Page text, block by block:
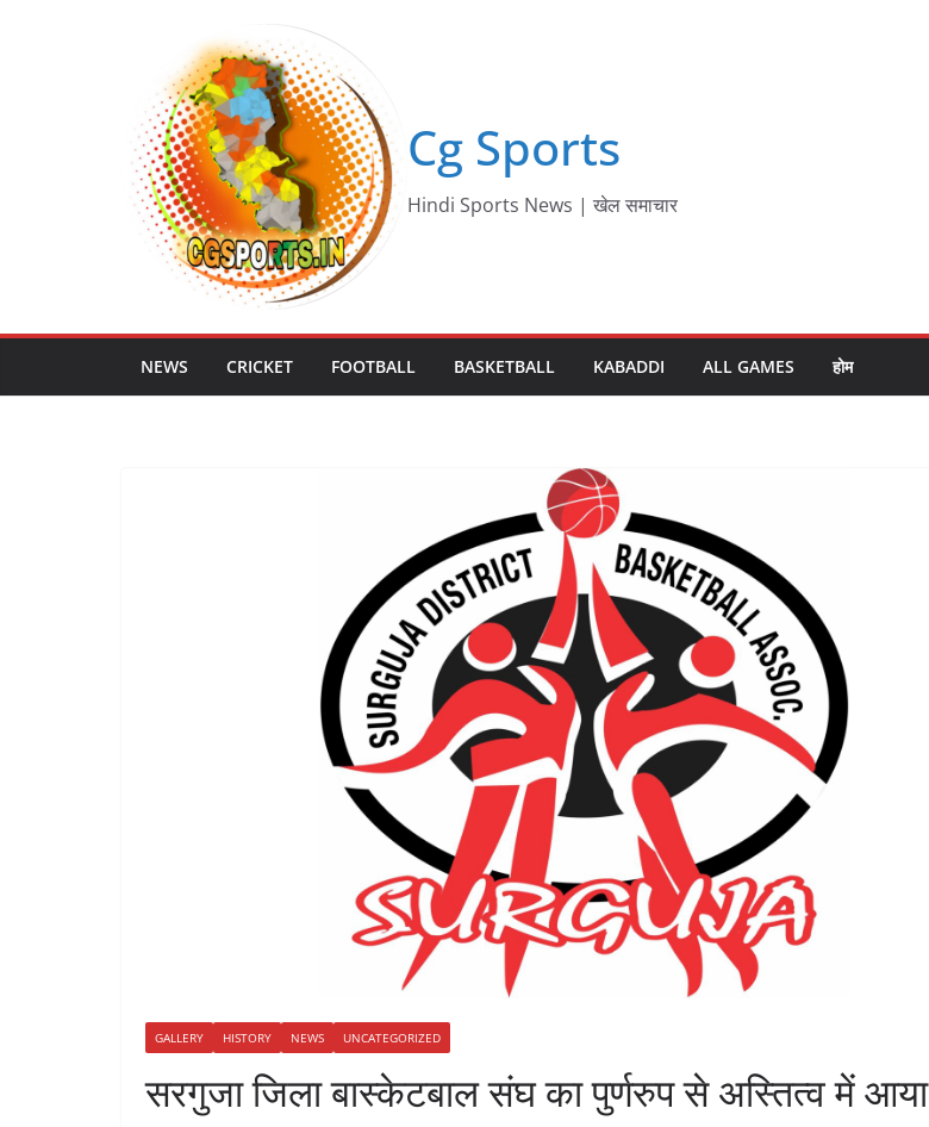
Cg Sports
Hindi Sports News | खेल समाचार
NEWS CRICKET FOOTBALL BASKETBALL KABADDI ALL GAMES होम
GALLERY HISTORY NEWS UNCATEGORIZED
सरगुजा जिला बास्केटबाल संघ का पुर्णरुप से अस्तित्व में आया